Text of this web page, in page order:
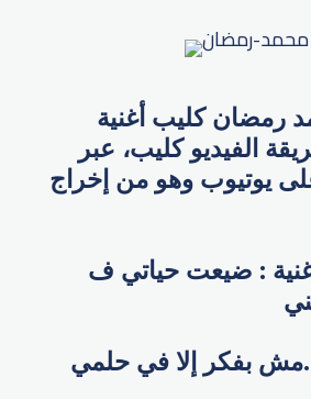
رمضان كليب أغنية
الفيديو كليب، عبر
يوتيوب وهو من إخراج
: ضيعت حياتي ف
بفكر إلا في حلمي